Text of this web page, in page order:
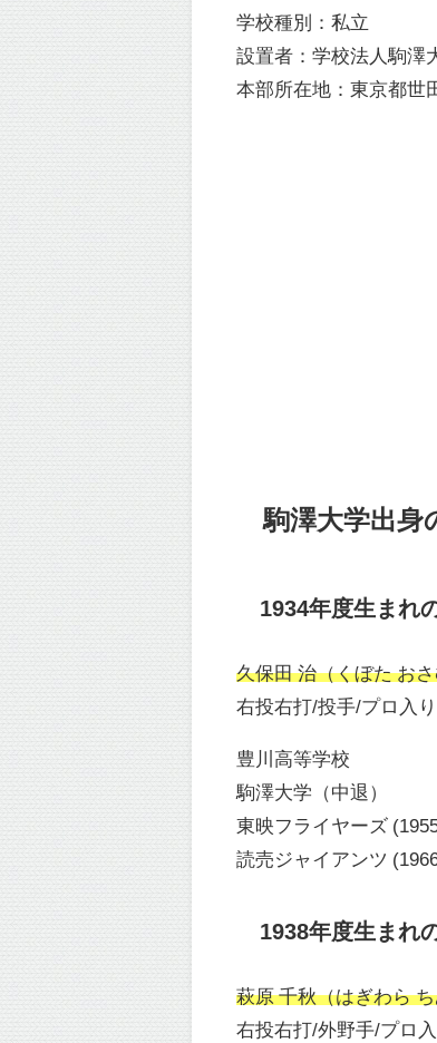
学校種別：私立
設置者：学校法人駒澤
本部所在地：東京都世
駒澤大学出身
1934年度生まれ
久保田 治（くぼた お
右投右打/投手/プロ入
豊川高等学校
駒澤大学（中退）
東映フライヤーズ
読売ジャイアンツ
1938年度生まれ
萩原 千秋（はぎわら
右投右打/外野手/プロ